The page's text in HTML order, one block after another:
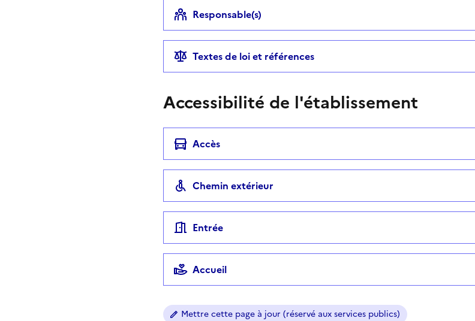
Responsable(s)
Textes de loi et références
Accessibilité de l'établissement
Accès
Chemin extérieur
Entrée
Accueil
Mettre cette page à jour (réservé aux services publics)